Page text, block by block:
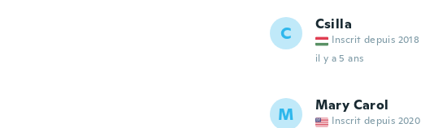
C Csilla
Inscrit depuis 2018
il y a 5 ans
M Mary Carol
Inscrit depuis 2020